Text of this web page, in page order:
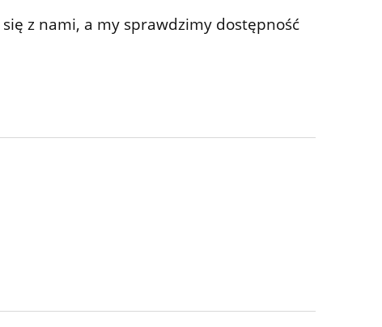
z nami, a my sprawdzimy dostępność